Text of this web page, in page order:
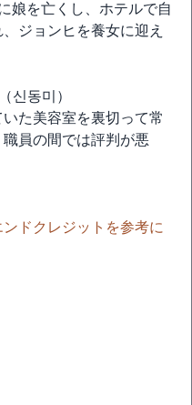
娘を亡くし、ホテルで自
ジョンヒを養女に迎え
신동미）
た美容室を裏切って常
員の間では評判が悪
ドクレジットを参考に